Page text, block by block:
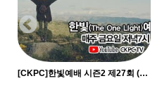
[CKPC]한빛예배 시즌2 제27회 (11/…